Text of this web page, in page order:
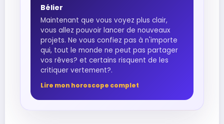
Bélier
Maintenant que vous voyez plus clair,
vous allez pouvoir lancer de nouveaux
projets. Ne vous confiez pas à n'importe
qui, tout le monde ne peut pas partager
vos rêves? et certains risquent de les
critiquer vertement?.
Lire mon horoscope complet